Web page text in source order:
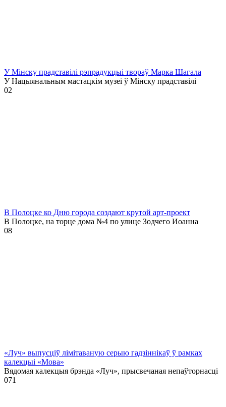
У Мінску прадставілі рэпрадукцыі твораў Марка Шагала
У Нацыянальным мастацкім музеі ў Мінску прадставілі
02
В Полоцке ко Дню города создают крутой арт-проект
В Полоцке, на торце дома №4 по улице Зодчего Иоанна
08
«Луч» выпусціў лiмiтаваную серыю гадзіннікаў ў рамках
калекцыі «Мова»
Вядомая калекцыя брэнда «Луч», прысвечаная непаўторнасці
071